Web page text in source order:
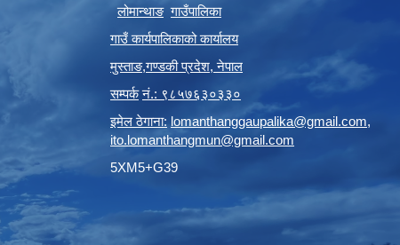
लोमान्थाङ गाउँपालिका
गाउँ कार्यपालिकाको कार्यालय
मुस्ताङ,गण्डकी प्रदेश,नेपाल
सम्पर्क नं.: ९८५७६३०३३०
इमेल ठेगाना: lomanthanggaupalika@gmail.com,
ito.lomanthangmun@gmail.com
5XM5+G39